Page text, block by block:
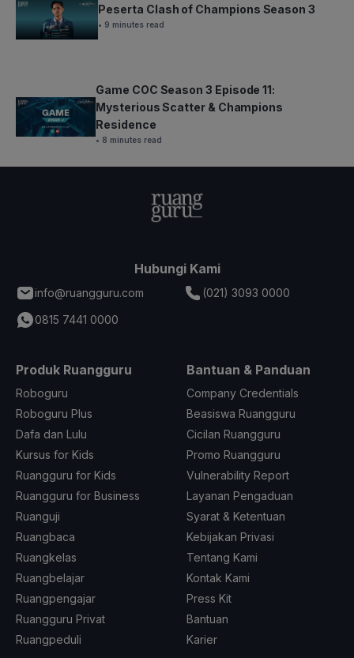
Peserta Clash of Champions Season 3
• 9 minutes read
Game COC Season 3 Episode 11:
Mysterious Scatter & Champions
Residence
• 8 minutes read
Hubungi Kami
info@ruangguru.com
(021) 3093 0000
0815 7441 0000
Produk Ruangguru
Roboguru
Roboguru Plus
Dafa dan Lulu
Kursus for Kids
Ruangguru for Kids
Ruangguru for Business
Ruanguji
Ruangbaca
Ruangkelas
Ruangbelajar
Ruangpengajar
Ruangguru Privat
Ruangpeduli
Bantuan & Panduan
Company Credentials
Beasiswa Ruangguru
Cicilan Ruangguru
Promo Ruangguru
Vulnerability Report
Layanan Pengaduan
Syarat & Ketentuan
Kebijakan Privasi
Tentang Kami
Kontak Kami
Press Kit
Bantuan
Karier